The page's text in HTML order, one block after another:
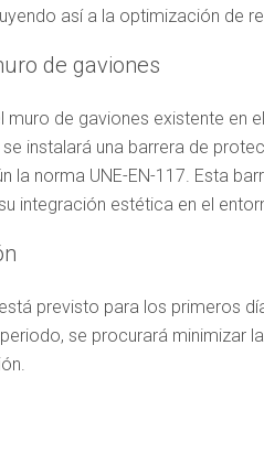
así a la optimización de
de gaviones
muro de gaviones existente en
se instalará una barrera de
la norma UNE-EN-117. Esta
integración estética en el
previsto para los primeros
se procurará minimizar